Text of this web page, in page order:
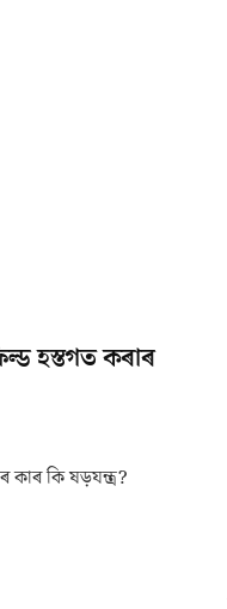
হস্তগত কৰাৰ
কাৰ কি ষড়যন্ত্ৰ?